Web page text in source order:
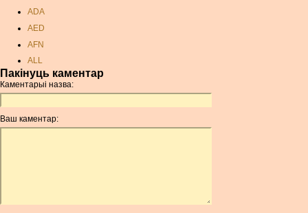
ADA
AED
AFN
ALL
AMD
ANC
ANG
AOA
AUR
Пакінуць каментар
Каментарыі назва:
Ваш каментар: